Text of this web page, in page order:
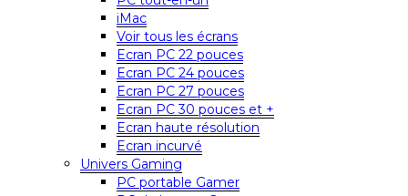
iMac
Voir tous les écrans
Ecran PC 22 pouces
Ecran PC 24 pouces
Ecran PC 27 pouces
Ecran PC 30 pouces et +
Ecran haute résolution
Ecran incurvé
Univers Gaming
PC portable Gamer